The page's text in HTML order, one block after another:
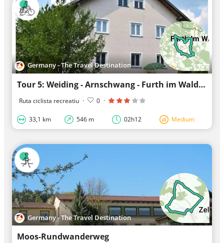
Germany - The Travel Destination
Tour 5: Weiding - Arnschwang - Furth im Wald - Ränkam - Gleißenberg - Döbersing - Dalking - We...
Ruta ciclista recreatiu · 0 ·
33,1 km 546 m 02h12 Medium
Germany - The Travel Destination
Moos-Rundwanderweg